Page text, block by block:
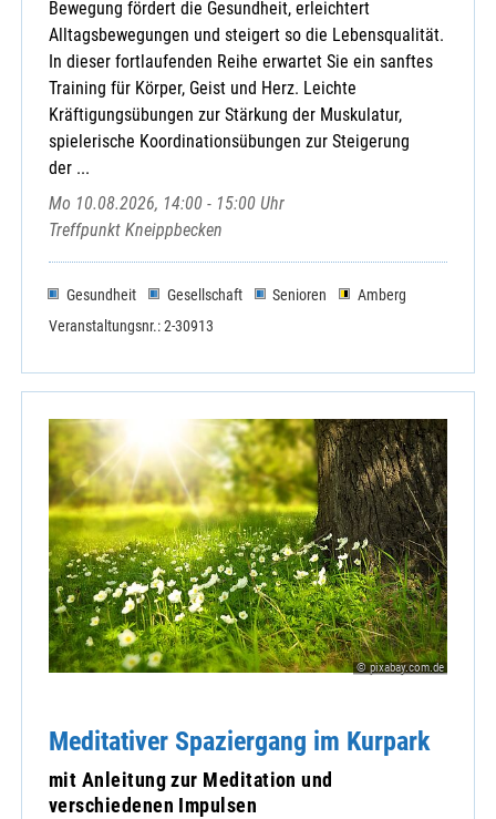
Bewegung fördert die Gesundheit, erleichtert
Alltagsbewegungen und steigert so die Lebensqualität.
In dieser fortlaufenden Reihe erwartet Sie ein sanftes
Training für Körper, Geist und Herz. Leichte
Kräftigungsübungen zur Stärkung der Muskulatur,
spielerische Koordinationsübungen zur Steigerung
der ...
Mo 10.08.2026, 14:00 - 15:00 Uhr
Treffpunkt Kneippbecken
Gesundheit Gesellschaft Senioren
Amberg
Veranstaltungsnr.: 2-30913
© pixabay.com.de
Meditativer Spaziergang im Kurpark
mit Anleitung zur Meditation und
verschiedenen Impulsen